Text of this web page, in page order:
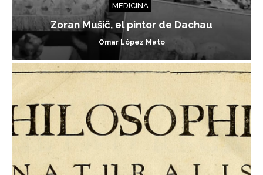
MEDICINA
Zoran Mušič, el pintor de Dachau
Omar López Mato